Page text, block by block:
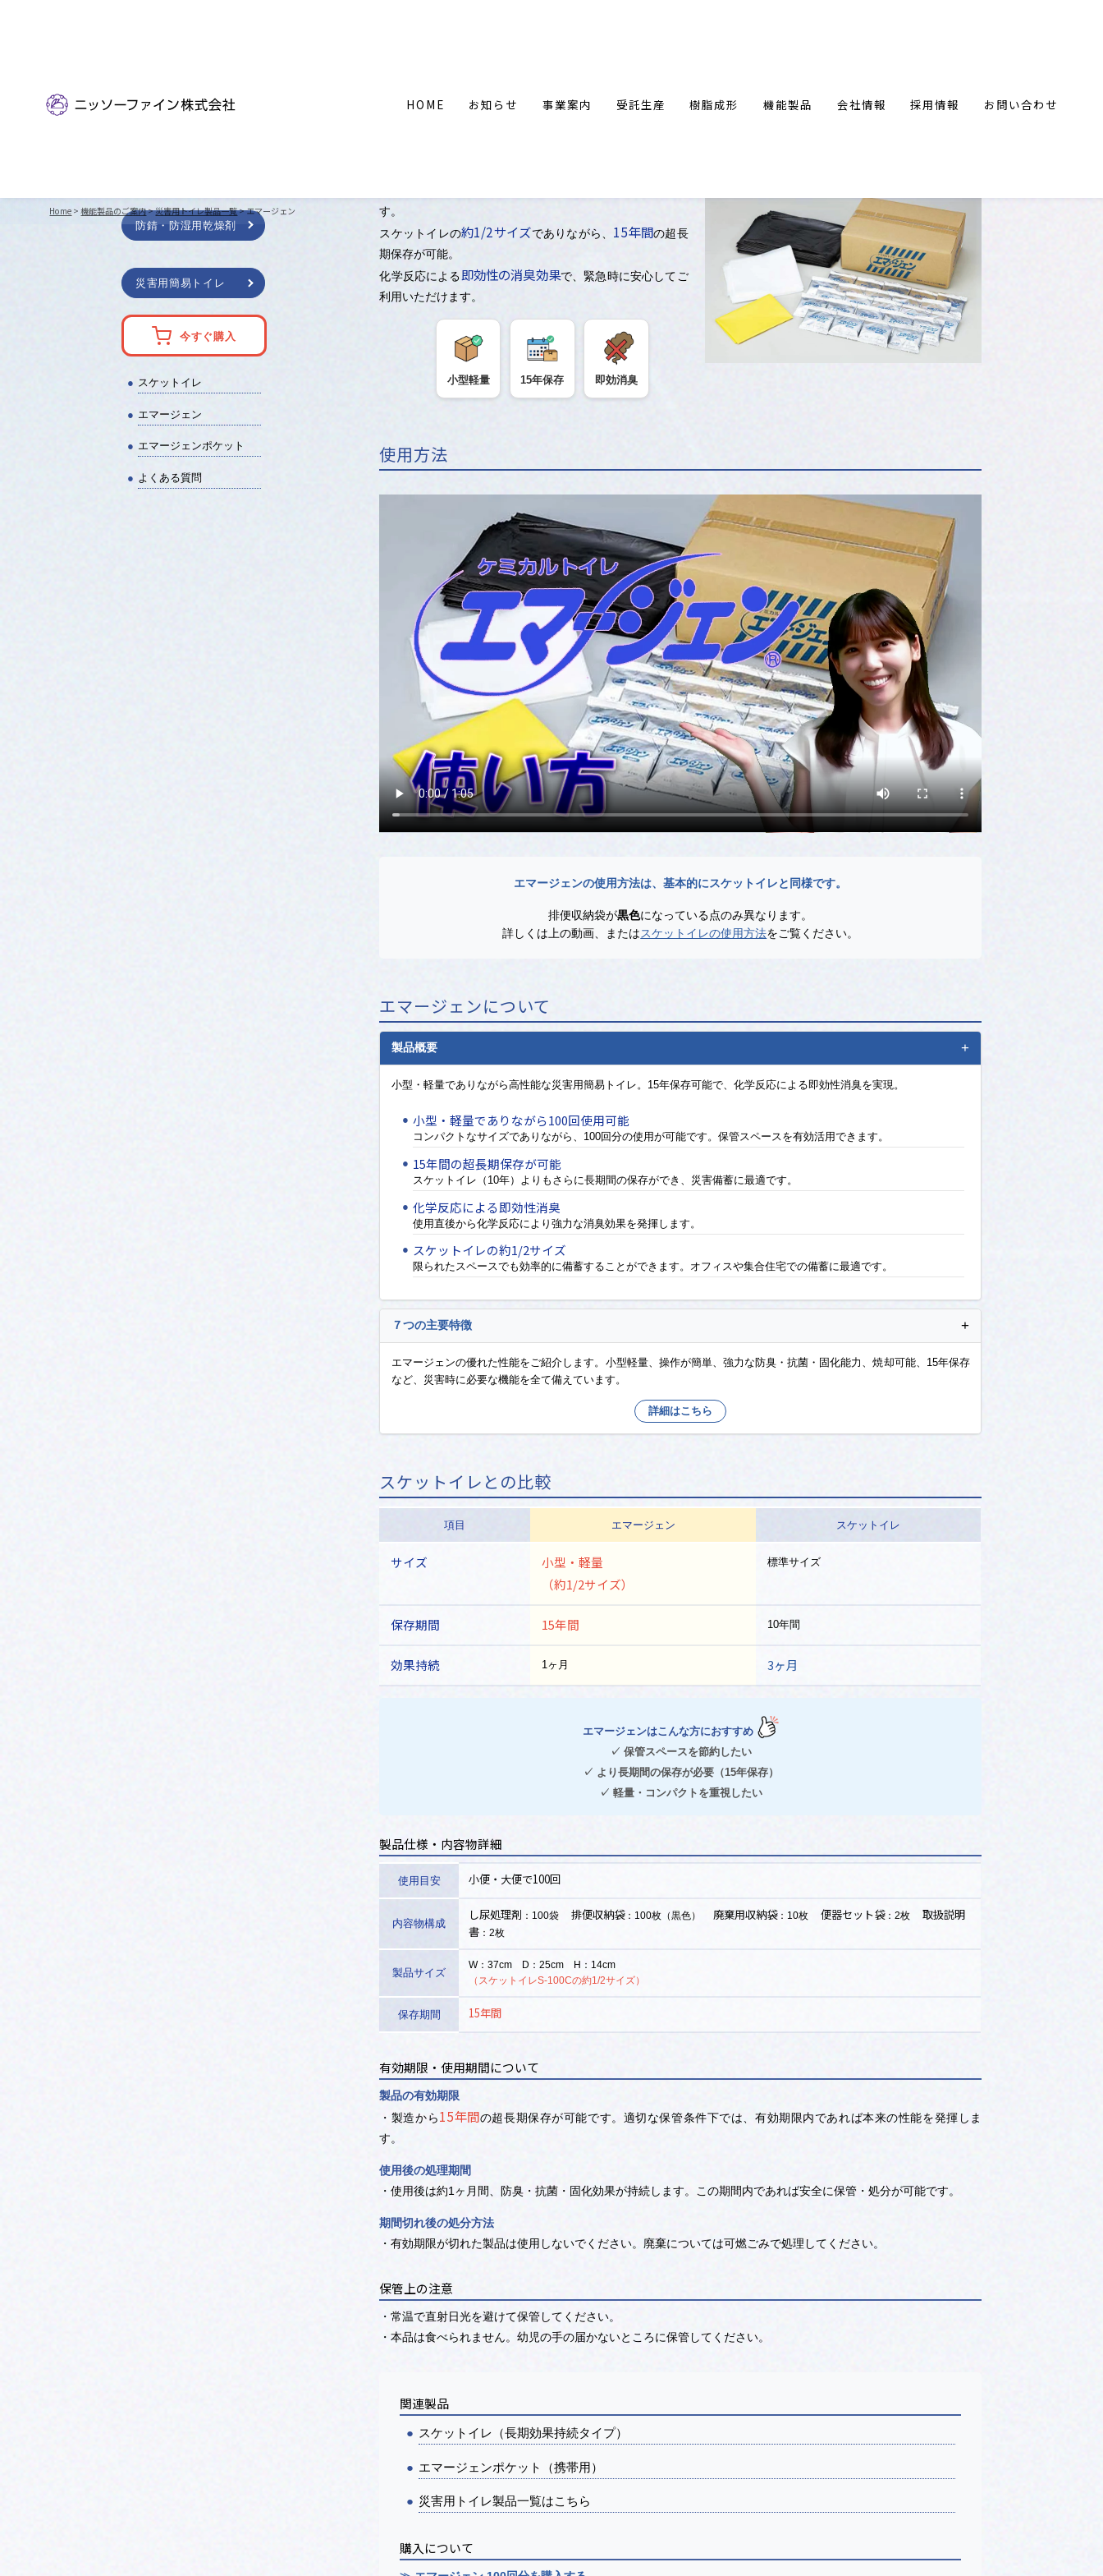
HOME お知らせ 事業案内 受託生産 樹脂成形 機能製品 会社情報 採用情報 お問い合わせ
Home >機能製品のご案内>災害用トイレ製品一覧> エマージェン
FUNCTIONAL
防錆・防湿用乾燥剤
災害用簡易トイレ
今すぐ購入
スケットイレ
エマージェン
エマージェンポケット
よくある質問
災害用簡易トイレ「エマージェン」
す。
スケットイレの約1/2サイズでありながら、 15年間の超長
期保存が可能。
化学反応による即効性の消臭効果で、緊急時に安心してご
利用いただけます。
小型軽量 15年保存 即効消臭
使用方法
エマージェンの使用方法は、基本的にスケットイレと同様です。
排便収納袋が黒色になっている点のみ異なります。
詳しくは上の動画、またはスケットイレの使用方法をご覧ください。
エマージェンについて
製品概要 +
小型・軽量でありながら高性能な災害用簡易トイレ。15年保存可能で、化学反応による即効性消臭を実現。
小型・軽量でありながら100回使用可能
コンパクトなサイズでありながら、100回分の使用が可能です。保管スペースを有効活用できます。
15年間の超長期保存が可能
スケットイレ（10年）よりもさらに長期間の保存ができ、災害備蓄に最適です。
化学反応による即効性消臭
使用直後から化学反応により強力な消臭効果を発揮します。
スケットイレの約1/2サイズ
限られたスペースでも効率的に備蓄することができます。オフィスや集合住宅での備蓄に最適です。
７つの主要特徴 +
エマージェンの優れた性能をご紹介します。小型軽量、操作が簡単、強力な防臭・抗菌・固化能力、焼却可能、15年保存
など、災害時に必要な機能を全て備えています。
詳細はこちら
管ができます。（箱サイズ：スケットイレの約1/2）
洋式トイレ、ボックストイレに取り付けが可能で、し尿処理剤は防臭・抗菌・固化成分が一体化した個
3．強力な悪臭防臭能力
化学反応で悪臭を除去し、使用直後から効果を発揮します。その防臭効果は 1ヵ月間 持続します。
悪臭を発生させる原因となる一般細菌、大腸菌群の発生を抑え、その抗菌効果を
使用後は水分を吸収して固化しますので、破袋による内容物の漏出がなく、二次災害を防ぎます。
7．製品安定性
化学的に安定な原料を使用しており、室温下で直射日光の当たらないところで保管することで、
です。
スケットイレとの比較
項目 エマージェン スケットイレ
サイズ
小型・軽量
（約1/2サイズ）
標準サイズ
保存期間 15年間 10年間
効果持続 1ヶ月 3ヶ月
エマージェンはこんな方におすすめ
✓ 保管スペースを節約したい
✓ より長期間の保存が必要（15年保存）
✓ 軽量・コンパクトを重視したい
製品仕様・内容物詳細
使用目安 小便・大便で100回
内容物構成
し尿処理剤 ：100袋排便収納袋：100枚（黒色）廃棄用収納袋：10枚便器セット袋：2枚取扱説明
書 ：2枚
製品サイズ
W：37cm D：25cm
H：14cm
（スケットイレS-100Cの約1/2サイズ）
保存期間 15年間
有効期限・使用期間について
製品の有効期限
・製造から15年間の超長期保存が可能です。 適切な保管条件下では、有効期限内であれば本来の性能を発揮しま
す。
使用後の処理期間
・使用後は約1ヶ月間、防臭・抗菌・固化効果が持続します。
この期間内であれば安全に保管・処分が可能です。
期間切れ後の処分方法
・有効期限が切れた製品は使用しないでください。 廃棄については可燃ごみで処理してください。
保管上の注意
・常温で直射日光を避けて保管してください。
・本品は食べられません。幼児の手の届かないところに保管してください。
関連製品
スケットイレ（長期効果持続タイプ）
エマージェンポケット（携帯用）
災害用トイレ製品一覧はこちら
購入について